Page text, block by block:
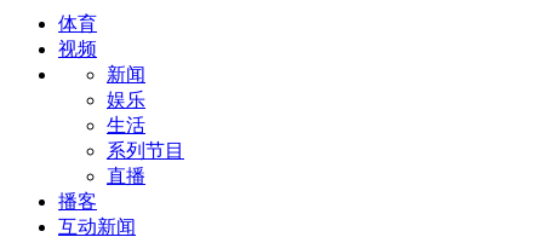
体育
视频
新闻
娱乐
生活
系列节目
直播
播客
互动新闻